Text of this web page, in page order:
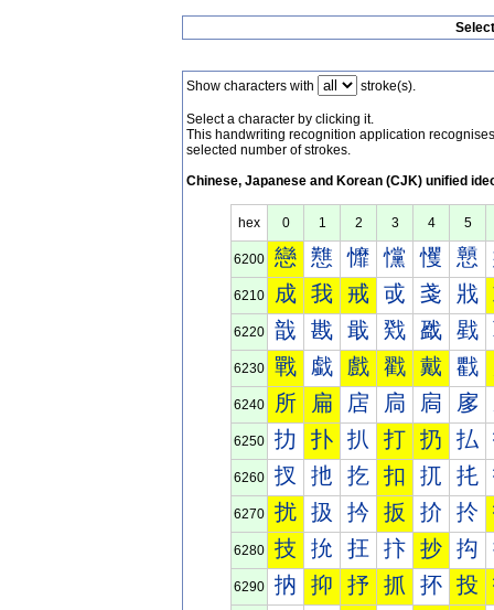
Show characters with stroke(s).
Select a character by clicking it.
This handwriting recognition application
selected number of strokes.
Chinese, Japanese and Korean (CJK) unified
hex 0 1 2 3 4 5
6200 戀 戁 戂 戃 戄 戅
6210 成 我 戒 戓 戔 戕
6220 戠 戡 戢 戣 戤 戥
6230 戰 戱 戲 戳 戴 戵
6240 所 扁 扂 扃 扄 扅
6250 扐 扑 扒 打 扔 払
6260 扠 扡 扢 扣 扤 扥
6270 扰 扱 扲 扳 扴 扵
6280 技 抁 抂 抃 抄 抅
6290 抐 抑 抒 抓 抔 投